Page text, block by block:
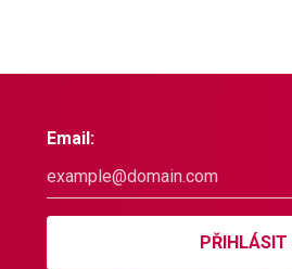
Email:
PŘIHLÁSIT